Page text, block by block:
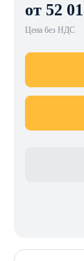
от 52
Цена без НДС